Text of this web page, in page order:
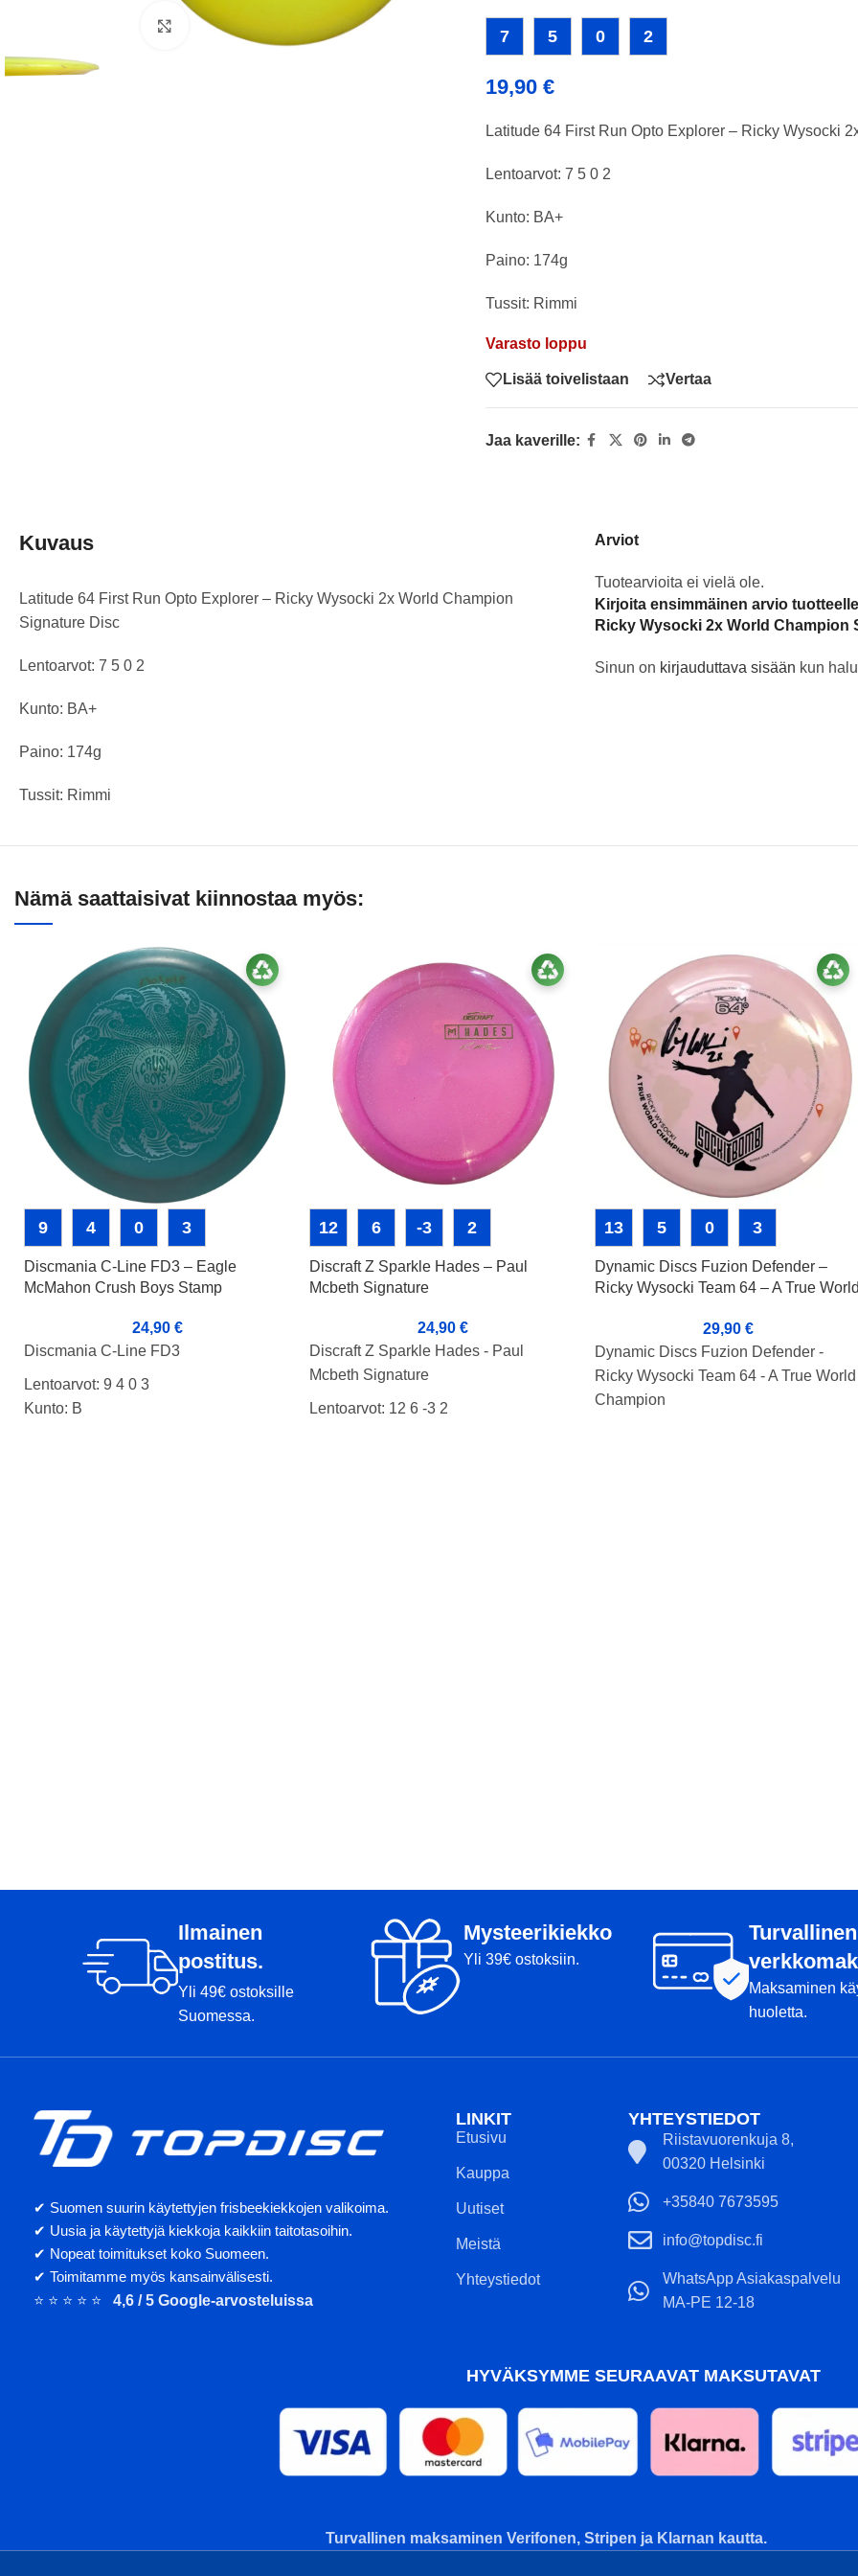
Klikkaa suuremmaksi
7 5 0 2
19,90 €
Latitude 64 First Run Opto Explorer – Ricky Wysocki
Lentoarvot: 7 5 0 2
Kunto: BA+
Paino: 174g
Tussit: Rimmi
Varasto loppu
Lisää toivelistaan Vertaa
Jaa kaverille:
Kuvaus
Latitude 64 First Run Opto Explorer – Ricky Wysocki 2x World Champion
Signature Disc
Lentoarvot: 7 5 0 2
Kunto: BA+
Paino: 174g
Tussit: Rimmi
Arviot
Tuotearvioita ei vielä ole.
Kirjoita ensimmäinen arvio
Ricky Wysocki 2x World Champion
Sinun on kirjauduttava sisään kun
Nämä saattaisivat kiinnostaa myös:
9 4 0 3
Discmania C-Line FD3 – Eagle
McMahon Crush Boys Stamp
24,90 €
Discmania C-Line FD3
Lentoarvot: 9 4 0 3
Kunto: B
12 6 -3 2
Discraft Z Sparkle Hades – Paul
Mcbeth Signature
24,90 €
Discraft Z Sparkle Hades - Paul
Mcbeth Signature
Lentoarvot: 12 6 -3 2
13 5 0 3
Dynamic Discs Fuzion Defender –
Ricky Wysocki Team 64 – A True World
29,90 €
Dynamic Discs Fuzion Defender -
Ricky Wysocki Team 64 - A True World
Champion
Ilmainen
postitus.
Yli 49€ ostoksille
Suomessa.
Mysteerikiekko
Yli 39€ ostoksiin.
Turvallinen
Maksaminen
huoletta.
✔ Suomen suurin käytettyjen frisbeekiekkojen valikoima.
✔ Uusia ja käytettyjä kiekkoja kaikkiin taitotasoihin.
✔ Nopeat toimitukset koko Suomeen.
✔ Toimitamme myös kansainvälisesti.
⭐ ⭐ ⭐ ⭐ ⭐ 4,6 / 5 Google-arvosteluissa
LINKIT
Etusivu
Kauppa
Uutiset
Meistä
Yhteystiedot
YHTEYSTIEDOT
Riistavuorenkuja 8,
00320 Helsinki
+35840 7673595
info@topdisc.fi
WhatsApp Asiakaspalvelu
MA-PE 12-18
HYVÄKSYMME SEURAAVAT MAKSUTAVAT
Turvallinen maksaminen Verifonen, Stripen ja Klarnan kautta.